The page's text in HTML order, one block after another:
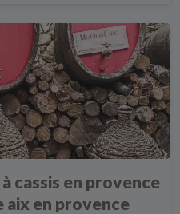
cassis en provence
aix en provence